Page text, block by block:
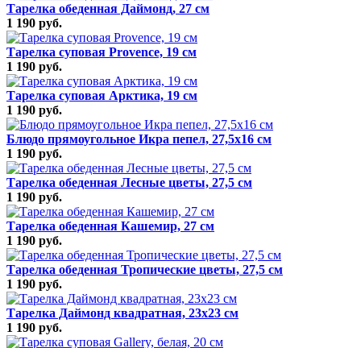
Тарелка обеденная Даймонд, 27 см
1 190 руб.
Тарелка суповая Provence, 19 см
1 190 руб.
Тарелка суповая Арктика, 19 см
1 190 руб.
Блюдо прямоугольное Икра пепел, 27,5х16 см
1 190 руб.
Тарелка обеденная Лесные цветы, 27,5 см
1 190 руб.
Тарелка обеденная Кашемир, 27 см
1 190 руб.
Тарелка обеденная Тропические цветы, 27,5 см
1 190 руб.
Тарелка Даймонд квадратная, 23х23 см
1 190 руб.